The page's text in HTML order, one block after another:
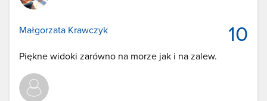
10
Małgorzata Krawczyk
Piękne widoki zarówno na morze jak i na zalew.